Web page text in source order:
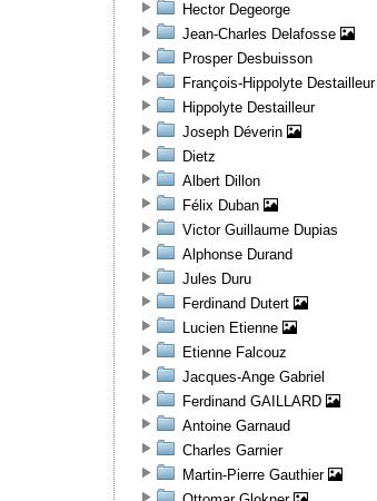
Hector Degeorge
Jean-Charles Delafosse
Prosper Desbuisson
François-Hippolyte Destailleur
Hippolyte Destailleur
Joseph Déverin
Dietz
Albert Dillon
Félix Duban
Victor Guillaume Dupias
Alphonse Durand
Jules Duru
Ferdinand Dutert
Lucien Etienne
Etienne Falcouz
Jacques-Ange Gabriel
Ferdinand GAILLARD
Antoine Garnaud
Charles Garnier
Martin-Pierre Gauthier